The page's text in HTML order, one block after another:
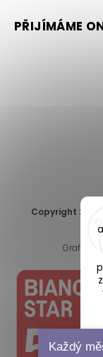
PŘIJÍMÁME
Copyright 2026
Grafický
Každý